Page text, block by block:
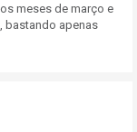
meses de março e
bastando apenas